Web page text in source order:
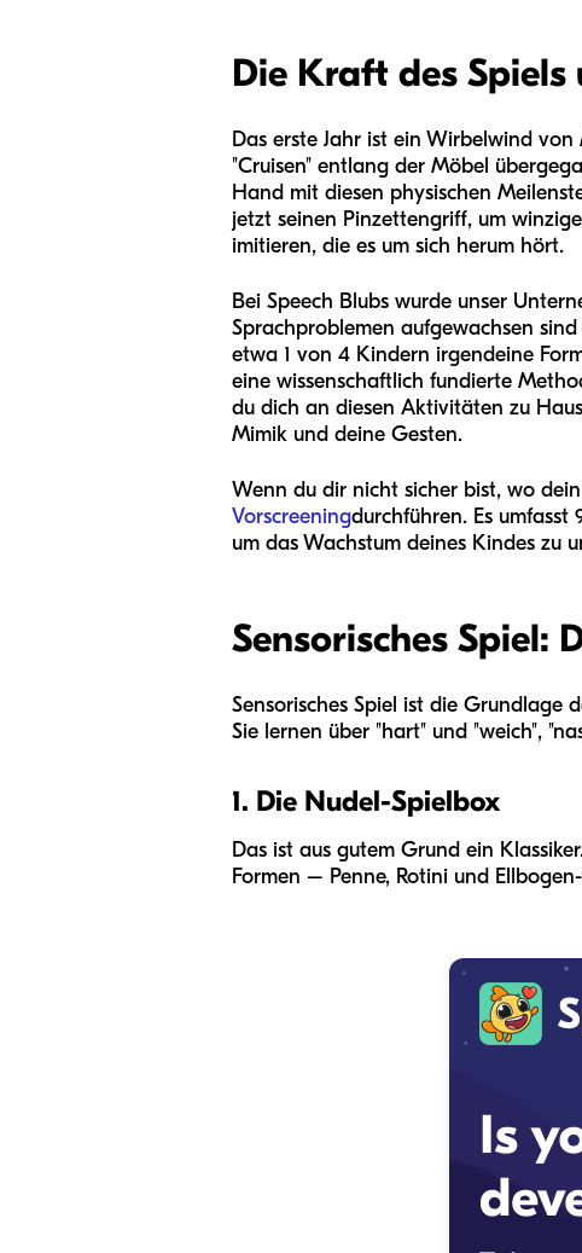
Die Kraft des
Das erste Jahr ist ein Wirbelwind
"Cruisen" entlang der Möbel
Hand mit diesen physischen
jetzt seinen Pinzettengriff, um
imitieren, die es um sich herum hört.
Bei Speech Blubs wurde unser
Sprachproblemen aufgewachsen
etwa 1 von 4 Kindern irgendeine
eine wissenschaftlich fundierte
du dich an diesen Aktivitäten zu
Mimik und deine Gesten.
Wenn du dir nicht sicher bist, wo
Vorscreeningdurchführen. Es
um das Wachstum deines Kindes zu
Sensorisches Spiel:
Sensorisches Spiel ist die Grundlage
Sie lernen über "hart" und "weich",
1. Die Nudel-Spielbox
Das ist aus gutem Grund ein
Formen – Penne, Rotini und